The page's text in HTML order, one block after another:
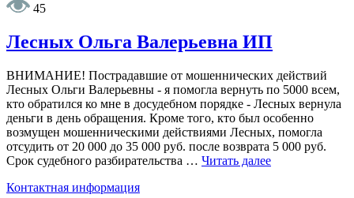
45
Лесных Ольга Валерьевна ИП
ВНИМАНИЕ! Пострадавшие от мошеннических действий
Лесных Ольги Валерьевны - я помогла вернуть по 5000 всем,
кто обратился ко мне в досудебном порядке - Лесных вернула
деньги в день обращения. Кроме того, кто был особенно
возмущен мошенническими действиями Лесных, помогла
отсудить от 20 000 до 35 000 руб. после возврата 5 000 руб.
Срок судебного разбирательства … Читать далее
Контактная информация